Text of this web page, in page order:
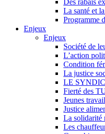
Des rabais
La santé et
Programme
Enjeux
Enjeux
Société de
L’action
Condition
La justice
LE
Fierté des
Jeunes
Justice
La solidarité
Les